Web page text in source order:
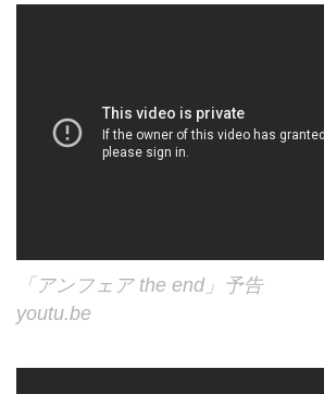
「アンフェア the end」予告
youtu.be